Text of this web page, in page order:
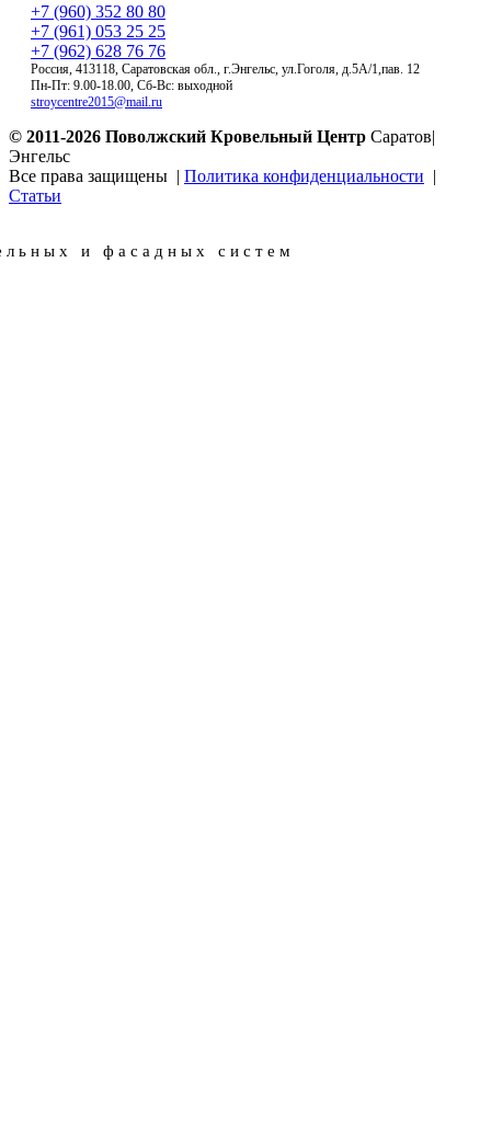
и фасадных систем
+7 (960) 352 80 80
+7 (961) 053 25 25
+7 (962) 628 76 76
Россия, 413118, Саратовская обл., г.Энгельс, ул.Гоголя, д.5А/1,пав. 12
Пн-Пт: 9.00-18.00, Сб-Вс: выходной
stroycentre2015@mail.ru
© 2011-2026 Поволжский Кровельный Центр Саратов|
Энгельс
Все права защищены | Политика конфиденциальности |
Статьи